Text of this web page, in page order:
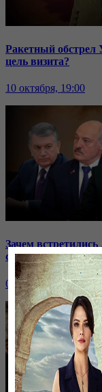
Ракетный обстрел
цель визита?
10 октября, 19:00
Зачем
строительстве
07 октября, 19:00